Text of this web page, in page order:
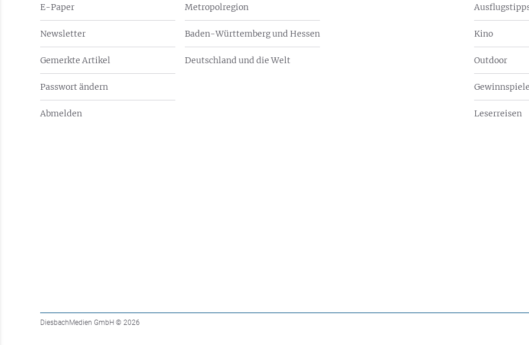
E-Paper
Newsletter
Gemerkte Artikel
Passwort ändern
Abmelden
Metropolregion
Baden-Württemberg und Hessen
Deutschland und die Welt
Kino
Outdoor
Gewinnspiele
Leserreisen
DiesbachMedien GmbH © 2026